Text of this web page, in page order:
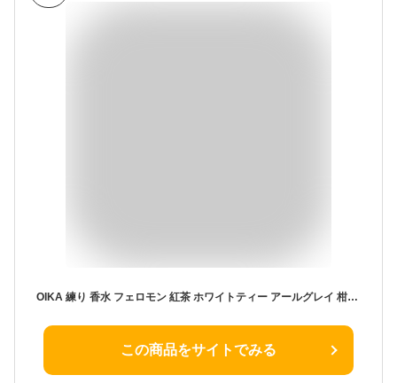
OIKA 練り 香水 フェロモン 紅茶 ホワイトティー アールグレイ 柑橘系 ローズ 練り香水 ギフト レディース メンズ フェロモン香水 爽やか フローラル フルーティー 甘い ブラックティー プレゼント ユニセックス 父の日 母の日 スティック お祝い 即日
この商品をサイトでみる